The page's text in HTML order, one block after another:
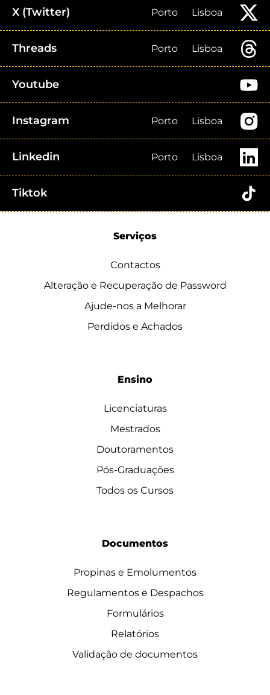
X (Twitter) Porto Lisboa
Threads Porto Lisboa
Youtube
Instagram Porto Lisboa
Linkedin Porto Lisboa
Tiktok
Serviços
Contactos
Alteração e Recuperação de Password
Ajude-nos a Melhorar
Perdidos e Achados
Ensino
Licenciaturas
Mestrados
Doutoramentos
Pós-Graduações
Todos os Cursos
Documentos
Propinas e Emolumentos
Regulamentos e Despachos
Formulários
Relatórios
Validação de documentos